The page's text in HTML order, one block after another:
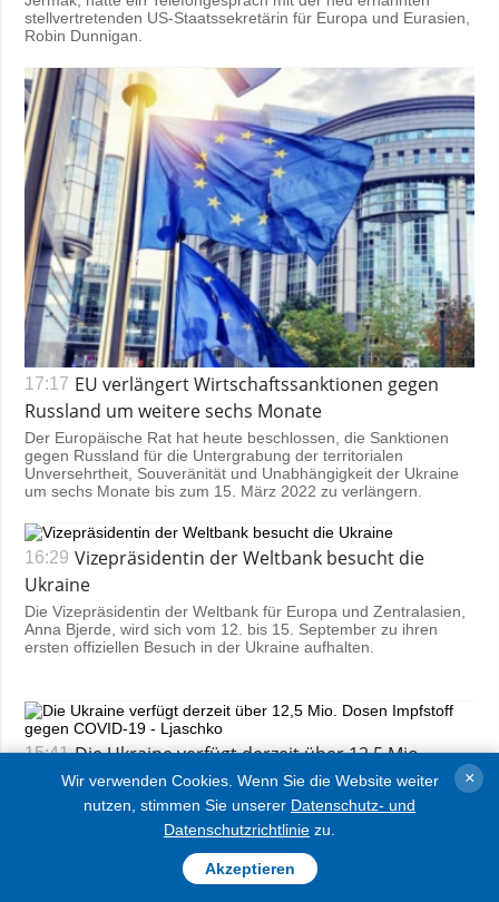
stellvertretenden US-Staatssekretärin für Europa und Eurasien,
Robin Dunnigan.
17:17 EU verlängert Wirtschaftssanktionen gegen
Russland um weitere sechs Monate
Der Europäische Rat hat heute beschlossen, die Sanktionen
gegen Russland für die Untergrabung der territorialen
Unversehrtheit, Souveränität und Unabhängigkeit der Ukraine
um sechs Monate bis zum 15. März 2022 zu verlängern.
16:29 Vizepräsidentin der Weltbank besucht die
Ukraine
Die Vizepräsidentin der Weltbank für Europa und Zentralasien,
Anna Bjerde, wird sich vom 12. bis 15. September zu ihren
ersten offiziellen Besuch in der Ukraine aufhalten.
15:41 Die Ukraine verfügt derzeit über 12,5 Mio.
Dosen Impfstoff gegen COVID-19 - Ljaschko
In der Ukraine gebe es 12,5 Millionen Dosen Impfstoff gegen
das Coronavirus und bis Ende des Jahres werden wöchentlich
weitere Partien geliefert, sagte heute der Gesundheitsminister
der Ukraine, Wiktor Ljaschko, vor Journalisten, berichtet ein
Korrespondent von Ukrinform.
Wir verwenden Cookies. Wenn Sie die Website weiter
nutzen, stimmen Sie unserer Datenschutz- und
Datenschutzrichtlinie zu.
Akzeptieren
×